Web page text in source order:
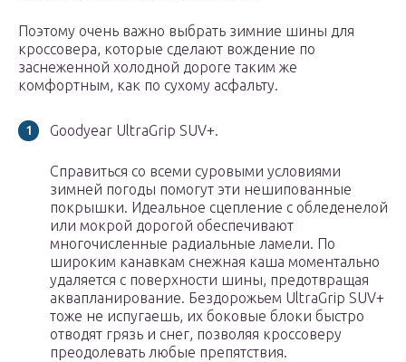
Поэтому очень важно выбрать зимние шины для
кроссовера, которые сделают вождение по
заснеженной холодной дороге таким же
комфортным, как по сухому асфальту.
Goodyear UltraGrip SUV+.
Справиться со всеми суровыми условиями
зимней погоды помогут эти нешипованные
покрышки. Идеальное сцепление с обледенелой
или мокрой дорогой обеспечивают
многочисленные радиальные ламели. По
широким канавкам снежная каша моментально
удаляется с поверхности шины, предотвращая
аквапланирование. Бездорожьем UltraGrip SUV+
тоже не испугаешь, их боковые блоки быстро
отводят грязь и снег, позволяя кроссоверу
преодолевать любые препятствия.